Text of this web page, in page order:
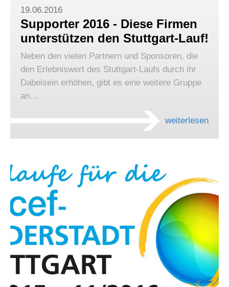
19.06.2016
Supporter 2016 - Diese Firmen
unterstützen den Stuttgart-Lauf!
Neben den vielen Partnern und Sponsoren, die
den Erlebniswert des Stuttgart-Laufs durch ihr
Dabeisein erhöhen, gibt es eine weitere Gruppe
an…
weiterlesen